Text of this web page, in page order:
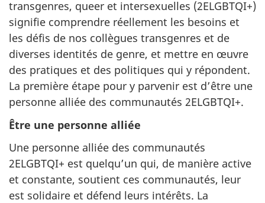
transgenres, queer et intersexuelles (2ELGBTQI+)
signifie comprendre réellement les besoins et
les défis de nos collègues transgenres et de
diverses identités de genre, et mettre en œuvre
des pratiques et des politiques qui y répondent.
La première étape pour y parvenir est d’être une
personne alliée des communautés 2ELGBTQI+.
Être une personne alliée
Une personne alliée des communautés
2ELGBTQI+ est quelqu’un qui, de manière active
et constante, soutient ces communautés, leur
est solidaire et défend leurs intérêts. La